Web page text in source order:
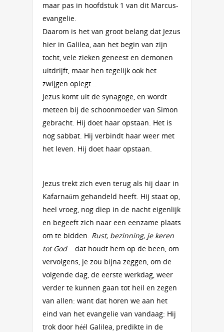
maar pas in hoofdstuk 1 van dit Marcus-
evangelie.
Daarom is het van groot belang dat Jezus
hier in Galilea, aan het begin van zijn
tocht, vele zieken geneest en demonen
uitdrijft, maar hen tegelijk ook het
zwijgen oplegt...
Jezus komt uit de synagoge, en wordt
meteen bij de schoonmoeder van Simon
gebracht. Hij doet haar opstaan. Het is
nog sabbat. Hij verbindt haar weer met
het leven. Hij doet haar opstaan.
Jezus trekt zich even terug als hij daar in
Kafarnaüm gehandeld heeft. Hij staat op,
heel vroeg, nog diep in de nacht eigenlijk
en begeeft zich naar een eenzame plaats
om te bidden. Rust, bezinning, je keren
tot God... dat houdt hem op de been, om
vervolgens, je zou bijna zeggen, om de
volgende dag, de eerste werkdag, weer
verder te kunnen gaan tot heil en zegen
van allen: want dat horen we aan het
eind van het evangelie van vandaag: Hij
trok door héél Galilea, predikte in de